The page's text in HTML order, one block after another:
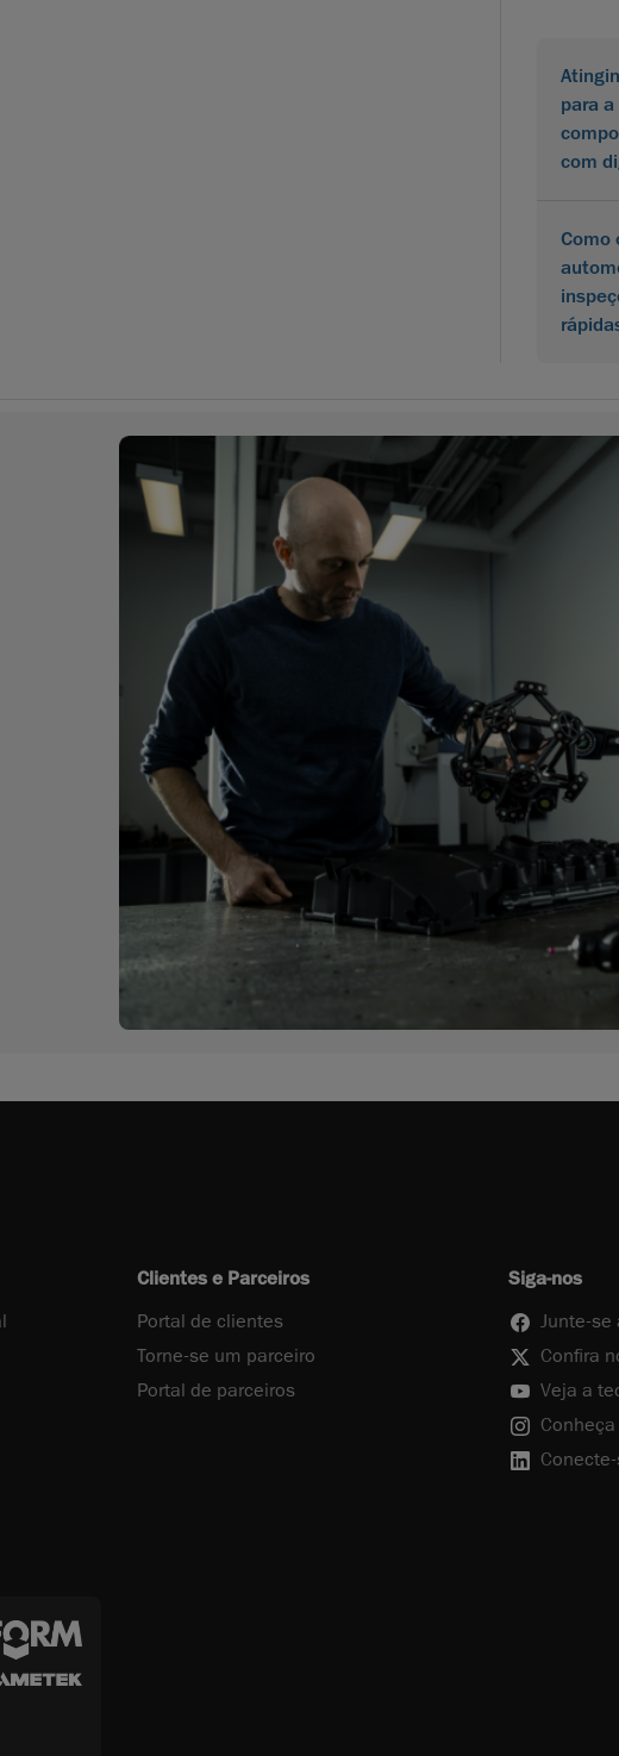
para
com
Como
Clientes e Parceiros
Portal de clientes
Torne-se um parceiro
Portal de parceiros
Siga-nos
Junte-se
Confira
Veja a